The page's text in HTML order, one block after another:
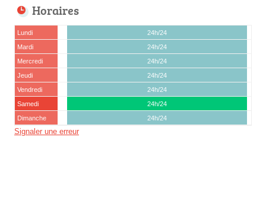
Horaires
Lundi
24h/24
Mardi
24h/24
Mercredi
24h/24
Jeudi
24h/24
Vendredi
24h/24
Samedi
24h/24
Dimanche
24h/24
Signaler une erreur